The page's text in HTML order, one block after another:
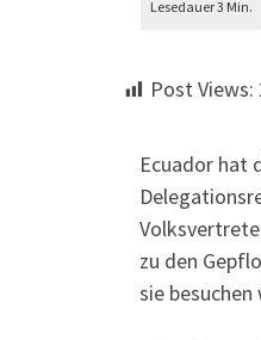
Post Views:
Ecuador hat
zu den
sie